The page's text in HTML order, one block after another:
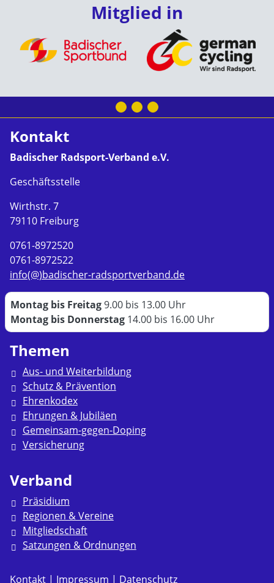
Mitglied in
Kontakt
Badischer Radsport-Verband e.V.
Geschäftsstelle
Wirthstr. 7
79110 Freiburg
0761-8972520
0761-8972522
info(@)badischer-radsportverband.de
Montag bis Freitag9.00 bis 13.00 Uhr
Montag bis Donnerstag 14.00 bis 16.00 Uhr
Themen
Aus- und Weiterbildung
Schutz & Prävention
Ehrenkodex
Ehrungen & Jubiläen
Gemeinsam-gegen-Doping
Versicherung
Verband
Präsidium
Regionen & Vereine
Mitgliedschaft
Satzungen & Ordnungen
Kontakt | Impressum | Datenschutz